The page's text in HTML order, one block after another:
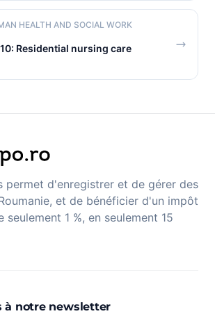
HEALTH AND SOCIAL WORK
Residential nursing care
permet d'enregistrer et de gérer des
et de bénéficier d'un impôt
seulement 1 %, en seulement 15
à notre newsletter